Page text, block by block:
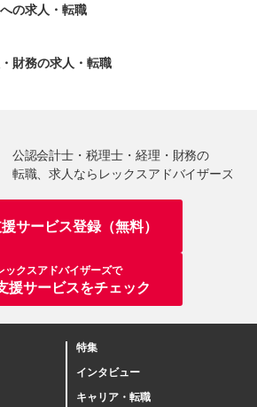
の求人・転職
財務の求人・転職
サービス登録（無料）
ックスアドバイザーズで
援サービスをチェック
特集
インタビュー
キャリア・転職